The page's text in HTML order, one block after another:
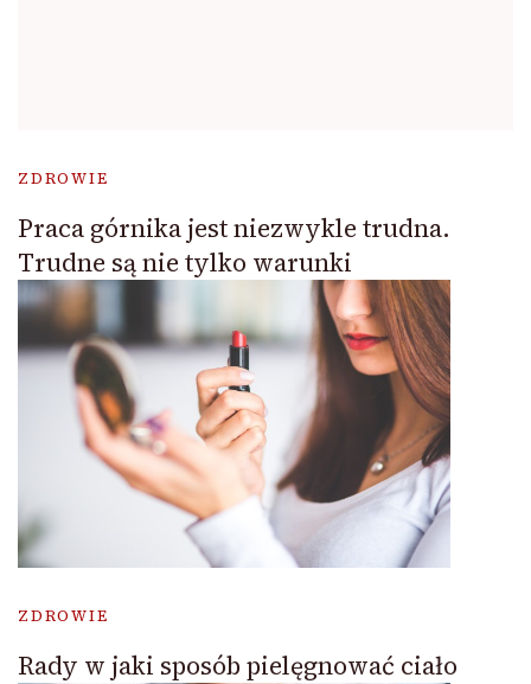
ZDROWIE
Praca górnika jest niezwykle trudna.
Trudne są nie tylko warunki
ZDROWIE
Rady w jaki sposób pielęgnować ciało